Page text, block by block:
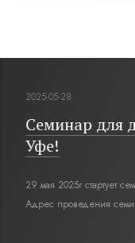
2025-05-28
Семинар для
Уфе!
29 мая 2025г стартует
Адрес проведения